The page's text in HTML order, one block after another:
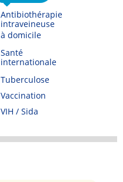
Antibiothérapie
intraveineuse
à domicile
Santé
internationale
Tuberculose
Vaccination
VIH / Sida